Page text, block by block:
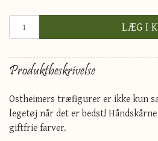
LÆG I
Produktbeskrivelse
Ostheimers træfigurer er ikke kun
legetøj når det er bedst!
giftfrie farver.